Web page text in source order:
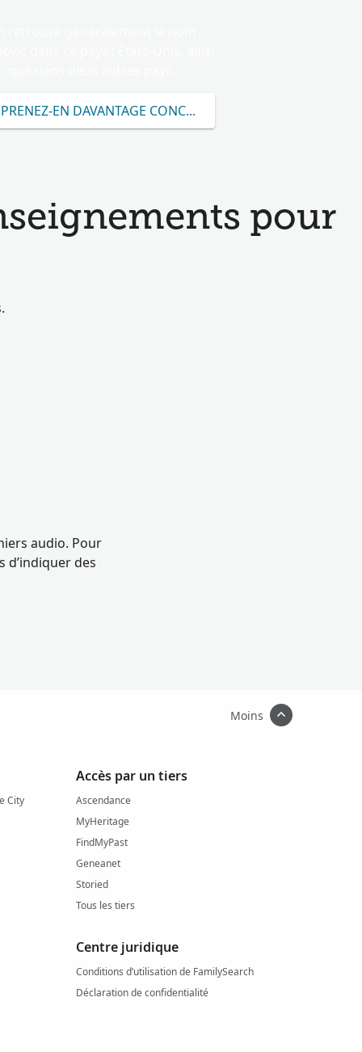
EN DAVANTAGE CONCERNANT LE NOM
pour
audio. Pour
d’indiquer des
Moins
City
Accès par un tiers
Ascendance
MyHeritage
FindMyPast
Geneanet
Storied
Tous les tiers
Centre juridique
Conditions d’utilisation de FamilySearch
Déclaration de confidentialité